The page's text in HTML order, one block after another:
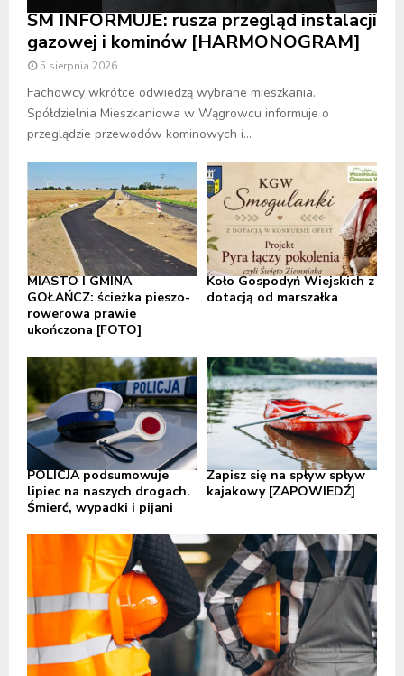
SM INFORMUJE: rusza przegląd instalacji
gazowej i kominów [HARMONOGRAM]
5 sierpnia 2026
Fachowcy wkrótce odwiedzą wybrane mieszkania.
Spółdzielnia Mieszkaniowa w Wągrowcu informuje o
przeglądzie przewodów kominowych i...
MIASTO I GMINA
GOŁAŃCZ: ścieżka pieszo-
rowerowa prawie
ukończona [FOTO]
Koło Gospodyń Wiejskich z
dotacją od marszałka
POLICJA podsumowuje
lipiec na naszych drogach.
Śmierć, wypadki i pijani
Zapisz się na spływ spływ
kajakowy [ZAPOWIEDŹ]